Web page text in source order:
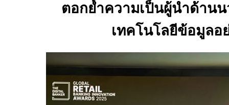
ตอกย้ำความเป็นผู้นำด้าน
เทคโนโลยีข้อมูลอ